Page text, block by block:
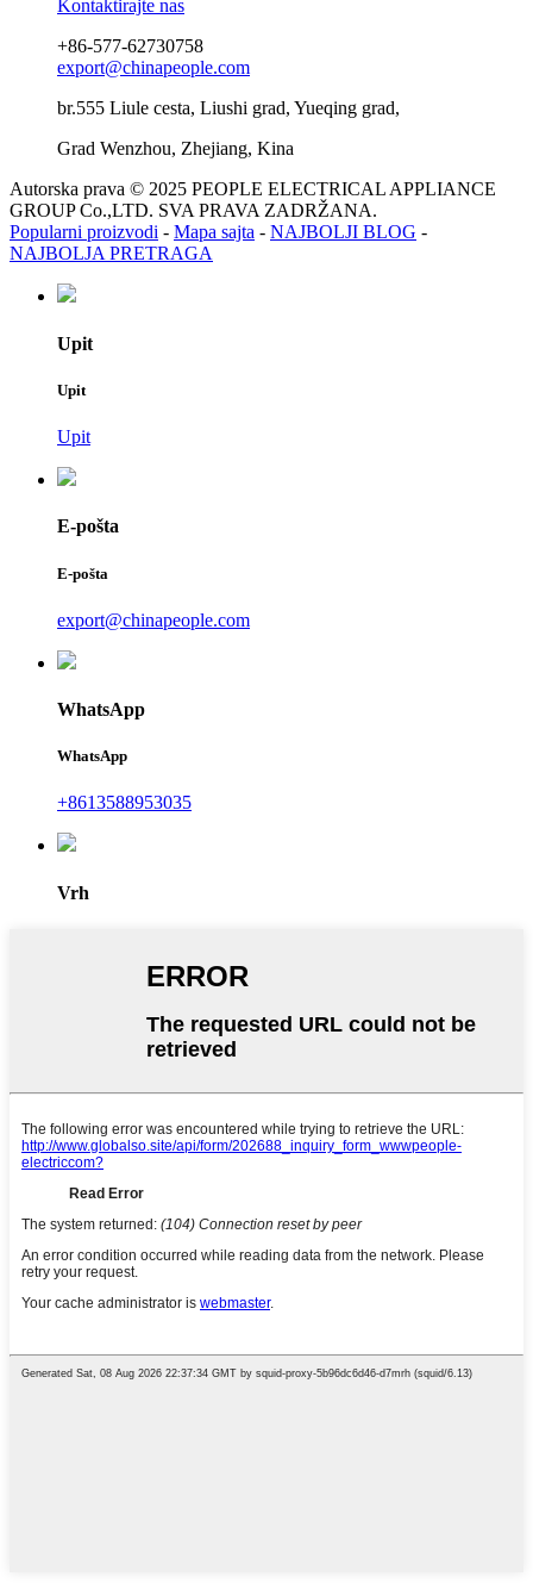
Kontaktirajte nas
+86-577-62730758
export@chinapeople.com
br.555 Liule cesta, Liushi grad, Yueqing grad,
Grad Wenzhou, Zhejiang, Kina
Autorska prava © 2025 PEOPLE ELECTRICAL APPLIANCE
GROUP Co.,LTD. SVA PRAVA ZADRŽANA.
Popularni proizvodi - Mapa sajta - NAJBOLJI BLOG -
NAJBOLJA PRETRAGA
Upit
Upit
Upit
E-pošta
E-pošta
export@chinapeople.com
WhatsApp
WhatsApp
+8613588953035
Vrh